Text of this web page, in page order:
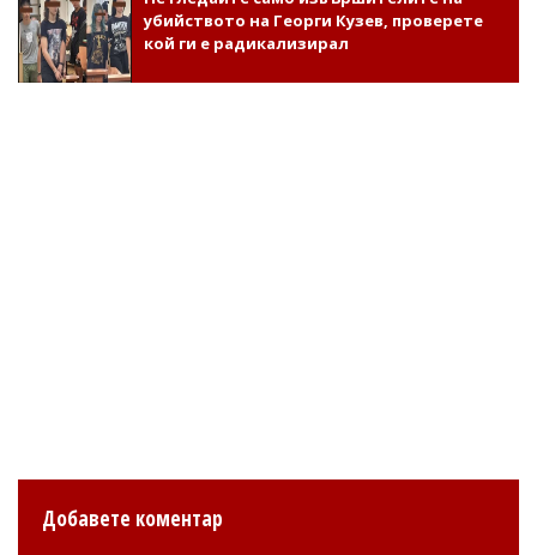
убийството на Георги Кузев, проверете
кой ги е радикализирал
Добавете коментар